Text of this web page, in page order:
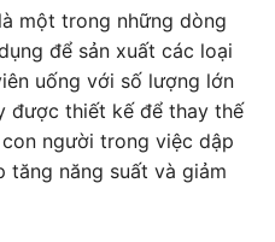
là một trong những dòng
để sản xuất các loại
uống với số lượng lớn
được thiết kế để thay thế
người trong việc dập
tăng năng suất và giảm